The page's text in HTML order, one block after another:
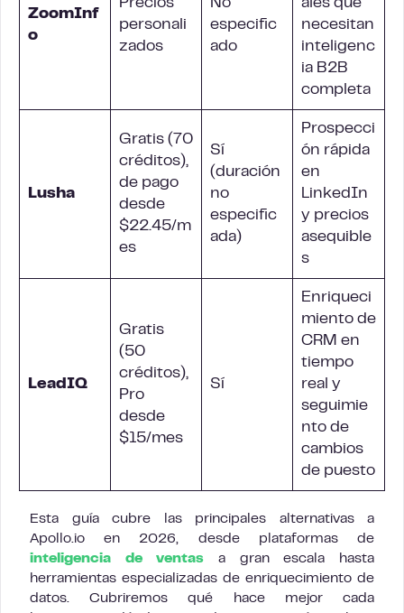
ZoomInf
o
Precios
personali
zados
No
especific
ado
ales que
necesitan
inteligenc
ia B2B
completa
Lusha
Gratis (70
créditos),
de pago
desde
$22.45/m
es
Sí
(duración
no
especific
ada)
Prospecci
ón rápida
en
LinkedIn
y precios
asequible
s
LeadIQ
Gratis
(50
créditos),
Pro
desde
$15/mes
Sí
Enriqueci
miento de
CRM en
tiempo
real y
seguimie
nto de
cambios
de puesto
Esta guía cubre las principales alternativas a
Apollo.io en 2026, desde plataformas de
inteligencia de ventas a gran escala hasta
herramientas especializadas de enriquecimiento de
datos. Cubriremos qué hace mejor cada